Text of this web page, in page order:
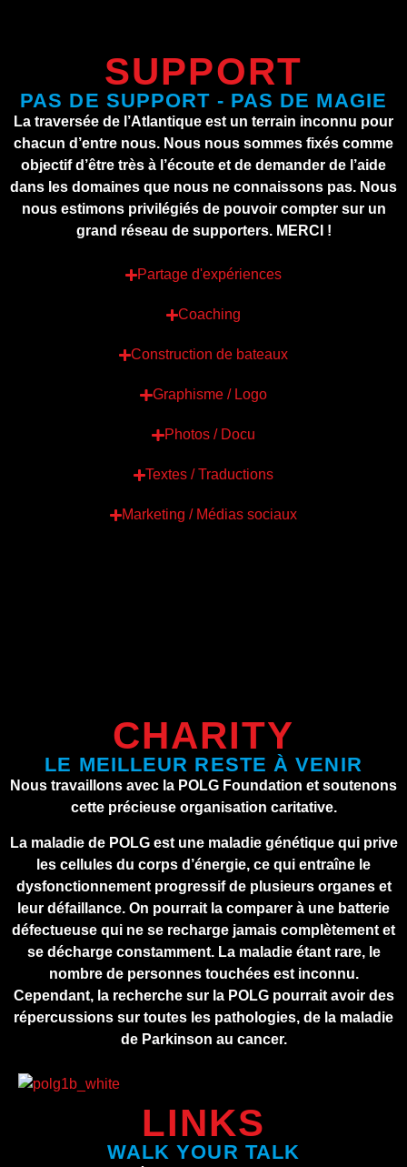
SUPPORT
PAS DE SUPPORT - PAS DE MAGIE
La traversée de l’Atlantique est un terrain inconnu pour
chacun d’entre nous. Nous nous sommes fixés comme
objectif d’être très à l’écoute et de demander de l’aide
dans les domaines que nous ne connaissons pas. Nous
nous estimons privilégiés de pouvoir compter sur un
grand réseau de supporters. MERCI !
Partage d'expériences
Coaching
Construction de bateaux
Graphisme / Logo
Photos / Docu
Textes / Traductions
Marketing / Médias sociaux
CHARITY
LE MEILLEUR RESTE À VENIR
Nous travaillons avec la POLG Foundation et soutenons
cette précieuse organisation caritative.
La maladie de POLG est une maladie génétique qui prive
les cellules du corps d’énergie, ce qui entraîne le
dysfonctionnement progressif de plusieurs organes et
leur défaillance. On pourrait la comparer à une batterie
défectueuse qui ne se recharge jamais complètement et
se décharge constamment. La maladie étant rare, le
nombre de personnes touchées est inconnu.
Cependant, la recherche sur la POLG pourrait avoir des
répercussions sur toutes les pathologies, de la maladie
de Parkinson au cancer.
LINKS
WALK YOUR TALK